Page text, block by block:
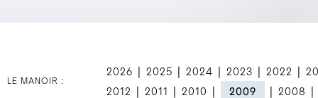
LE MANOIR :
2026 2025 2024 2023 2022
2012
2011 2010 2009 2008